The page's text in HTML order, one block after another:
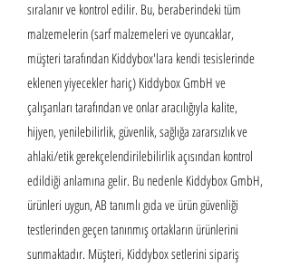
sıralanır ve kontrol edilir. Bu, beraberindeki tüm
malzemelerin (sarf malzemeleri ve oyuncaklar,
müşteri tarafından Kiddybox'lara kendi tesislerinde
eklenen yiyecekler hariç) Kiddybox GmbH ve
çalışanları tarafından ve onlar aracılığıyla kalite,
hijyen, yenilebilirlik, güvenlik, sağlığa zararsızlık ve
ahlaki/etik gerekçelendirilebilirlik açısından kontrol
edildiği anlamına gelir. Bu nedenle Kiddybox GmbH,
ürünleri uygun, AB tanımlı gıda ve ürün güvenliği
testlerinden geçen tanınmış ortakların ürünlerini
sunmaktadır. Müşteri, Kiddybox setlerini sipariş